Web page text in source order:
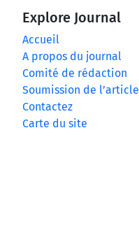
Explore Journal
Accueil
A propos du journal
Comité de rédaction
Soumission de l’article
Contactez
Carte du site